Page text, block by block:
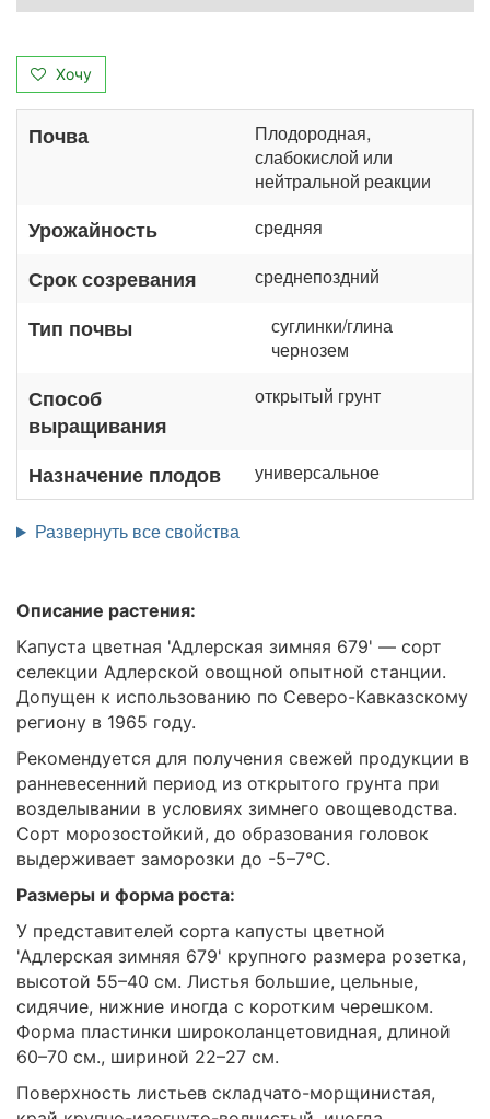
Хочу
Почва
Плодородная,
слабокислой или
нейтральной реакции
Урожайность средняя
Срок созревания среднепоздний
Тип почвы
суглинки/глина
чернозем
Способ
выращивания
открытый грунт
Назначение плодов универсальное
Развернуть все свойства
Описание растения:
Капуста цветная 'Адлерская зимняя 679' — сорт
селекции Адлерской овощной опытной станции.
Допущен к использованию по Северо-Кавказскому
региону в 1965 году.
Рекомендуется для получения свежей продукции в
ранневесенний период из открытого грунта при
возделывании в условиях зимнего овощеводства.
Сорт морозостойкий, до образования головок
выдерживает заморозки до -5–7°C.
Размеры и форма роста:
У представителей сорта капусты цветной
'Адлерская зимняя 679' крупного размера розетка,
высотой 55–40 см. Листья большие, цельные,
сидячие, нижние иногда с коротким черешком.
Форма пластинки широколанцетовидная, длиной
60–70 см., шириной 22–27 см.
Поверхность листьев складчато-морщинистая,